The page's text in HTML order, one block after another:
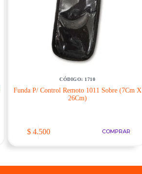
CÓDIGO: 1710
Funda P/ Control Remoto 1011 Sobre (7Cm X
26Cm)
$4.500 COMPRAR